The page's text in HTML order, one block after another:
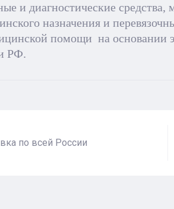
и диагностические
назначения и
помощи на основании
РФ.
по всей России